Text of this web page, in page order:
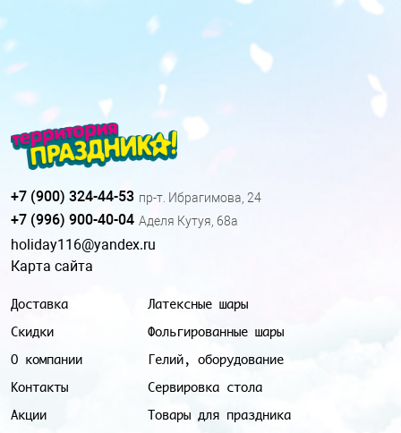
Доставка
Скидки
О компании
Контакты
Акции
Латексные шары
Фольгированные шары
Гелий, оборудование
Сервировка стола
Товары для праздника
+7 (900) 324-44-53 пр-т. Ибрагимова, 24
+7 (996) 900-40-04 Аделя Кутуя, 68а
holiday116@yandex.ru
Карта сайта